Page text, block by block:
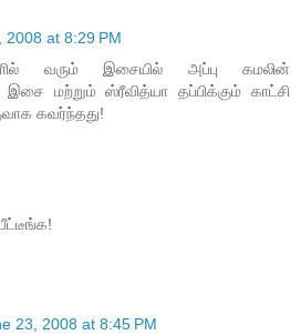
2008 at 8:29 PM
வரும் இசையில் அப்பு கமலின்
மற்றும் ஸ்ரீவித்யா தப்பிக்கும் காட்சி
கவர்ந்தது!
23, 2008 at 8:45 PM